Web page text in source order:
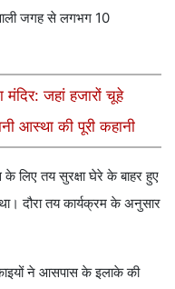
जगह से लगभग 10
मंदिर: जहां हजारों चूहे
आस्था की पूरी कहानी
लिए तय सुरक्षा घेरे के बाहर हुए
दौरा तय कार्यक्रम के अनुसार
ने आसपास के इलाके की